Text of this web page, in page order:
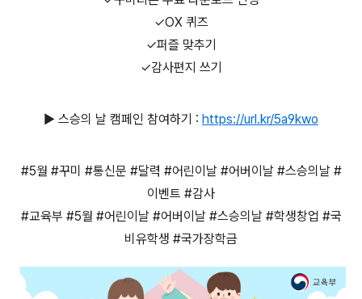
✓OX 퀴즈
✓퍼즐 맞추기
✓감사편지 쓰기
▶ 스승의 날 캠페인 참여하기 : https://url.kr/5a9kwo
#5월 #꾸미 #통신문 #달력 #어린이날 #어버이날 #스승의날 #
이벤트 #감사
#교육부 #5월 #어린이날 #어버이날 #스승의날 #학생창업 #국
비유학생 #국가장학금